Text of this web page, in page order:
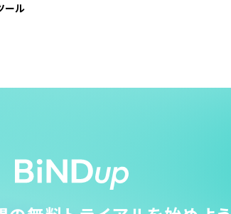
ール